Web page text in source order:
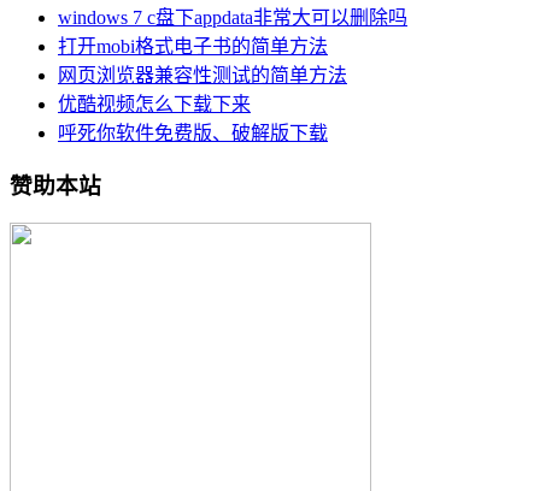
windows 7 c盘下appdata非常大可以删除吗
打开mobi格式电子书的简单方法
网页浏览器兼容性测试的简单方法
优酷视频怎么下载下来
呼死你软件免费版、破解版下载
赞助本站